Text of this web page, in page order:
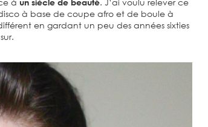
à un siècle de beauté. J’ai voulu relever ce
à base de coupe afro et de boule à
en gardant un peu des années sixties